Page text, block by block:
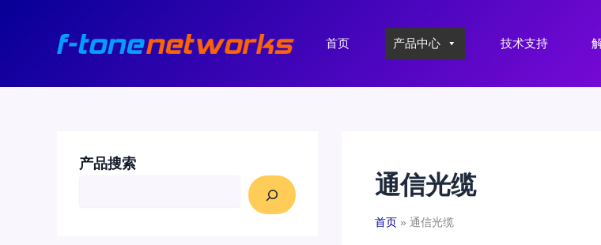
首页 产品中心 技术支持
产品搜索
通信光缆
首页 通信光缆